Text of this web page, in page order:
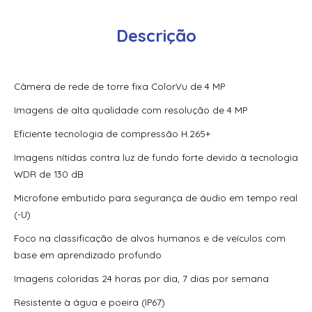
Camera Dome de velocidade de rede DarkFighter IR de 8
Is(U) 311324450
Camera Ip 2Mp Bullet 4Mm 2 Analiticos Hikvision Ds-
2Cd2021G1-I(4Mm)
Camera Ip 2Mp Bullet Hikvision Ds-2Cd1021G0-I(2.8Mm)
(Similar A Ds-2Cd1023G0E-I)
Camera Ip 2Mp Bullet Hikvision Ds-2Cd1021G0-I(4Mm) –
311324842
Camera Ip 2Mp Dome 2.8Mm Hikvision Ds-2Cd2121G0-
Is(2.8Mm)(C)
Camera Ip 2Mp Dome Hikvision Ds-2Cd1321G0-I(2.8Mm)
Camera Ip 2Mp Dome Lente 2.8Mm Ir 30 Metros Ip67
Descrição
Câmera de rede de torre fixa ColorVu de 4 MP
Imagens de alta qualidade com resolução de 4 MP
Eficiente tecnologia de compressão H.265+
Imagens nítidas contra luz de fundo forte devido à tecnologia
WDR de 130 dB
Microfone embutido para segurança de áudio em tempo real
(-U)
Foco na classificação de alvos humanos e de veículos com
base em aprendizado profundo
Imagens coloridas 24 horas por dia, 7 dias por semana
Resistente à água e poeira (IP67)